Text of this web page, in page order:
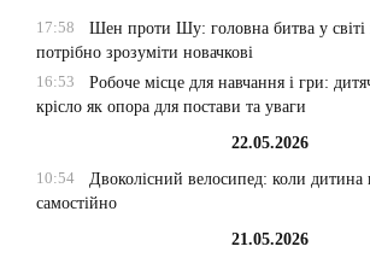
17:58
Шен проти Шу: головна битва у світі
потрібно зрозуміти новачкові
16:53
Робоче місце для навчання і гри:
крісло як опора для постави та уваги
22.05.2026
10:54
Двоколісний велосипед: коли дитина
самостійно
21.05.2026